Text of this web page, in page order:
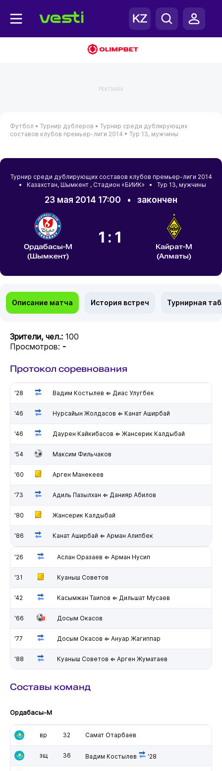
РЕКЛАМА
Футбол • Турнир дублеров • Турнир среди дублирующих
составов клубов премьер-лиги 2014 • Тур 13, мужчины
Турнир среди дублирующих составов клубов премьер-лиги 2014
• Казахстан, Шымкент , Стадион «БИИК» • Тур 13, мужчины
23 мая 2014 17:00 • закончен
Ордабасы-М
(Шымкент)
1:1
Кайрат-М
(Алматы)
Описание матча История встреч Турнирная
Зрители, чел.: 100
Просмотров: -
Протокол соревнования
'28 Вадим Костылев ⇐ Диас Улугбек
'46 Нурсайын Жолдасов ⇐ Канат Аширбай
'46 Даурен Кайкибасов ⇐ Жансерик Калдыбай
'54 Максим Фильчаков
'60 Арген Манекеев
'73 Адиль Пазылхан ⇐ Данияр Абилов
'80 Жансерик Калдыбай
'86 Канат Аширбай ⇐ Арман Алипбек
'26 Аслан Оразаев ⇐ Арман Нусип
'31 Куаныш Советов
'42 Касымжан Таипов ⇐ Дильшат Мусаев
'66 Досым Окасов
'77 Досым Окасов ⇐ Ануар Жагиппар
'88 Куаныш Советов ⇐ Арген Жуматаев
Составы команд
Ордабасы-М
вр 32 Самат Отарбаев
зщ 36 Вадим Костылев '28